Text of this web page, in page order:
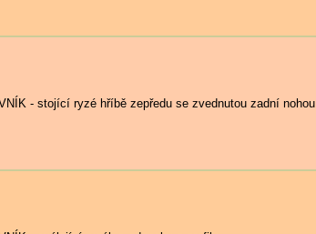
- stojící ryzé hříbě zepředu se zvednutou zadní nohou.